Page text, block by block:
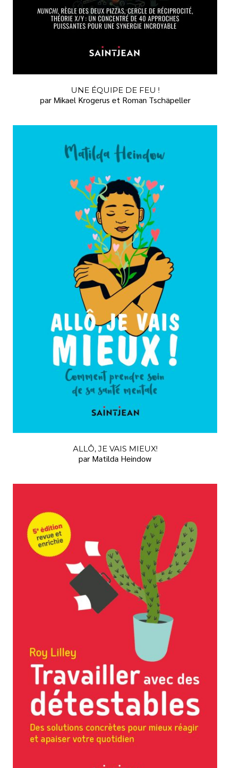
UNE ÉQUIPE DE FEU !
par Mikael Krogerus et Roman Tschäpeller
ALLÔ, JE VAIS MIEUX!
par Matilda Heindow